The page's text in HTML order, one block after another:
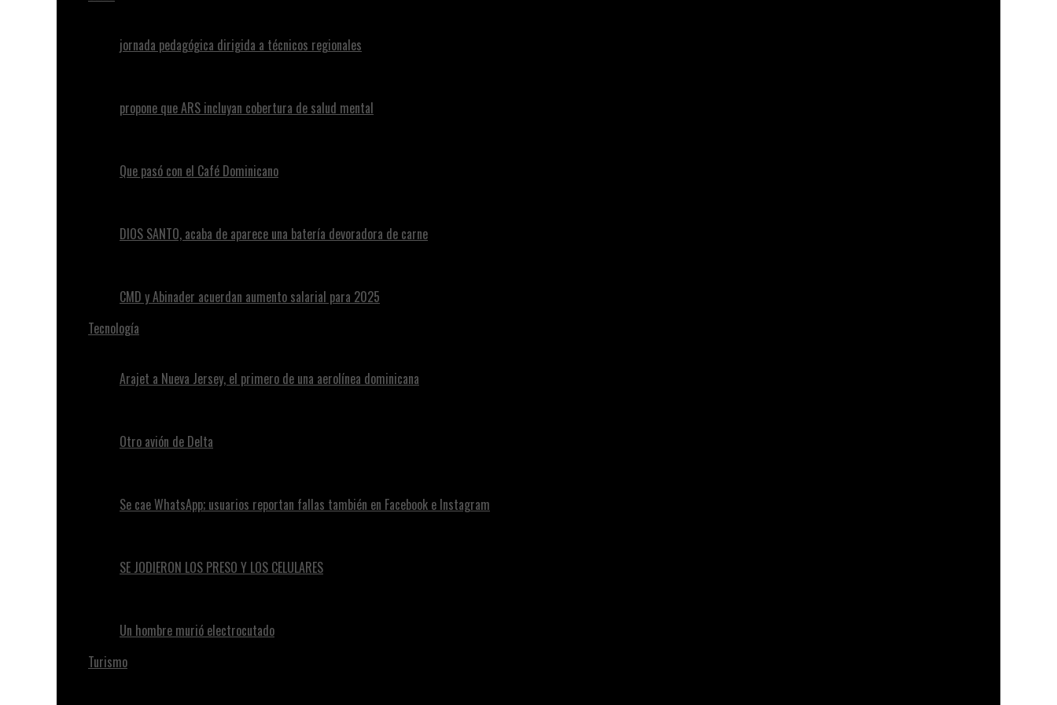
jornada pedagógica dirigida a técnicos regionales
propone que ARS incluyan cobertura de salud mental
Que pasó con el Café Dominicano
DIOS SANTO, acaba de aparece una batería devoradora de carne
CMD y Abinader acuerdan aumento salarial para 2025
Tecnología
Arajet a Nueva Jersey, el primero de una aerolínea dominicana
Otro avión de Delta
Se cae WhatsApp; usuarios reportan fallas también en Facebook e Instagram
SE JODIERON LOS PRESO Y LOS CELULARES
Un hombre murió electrocutado
Turismo